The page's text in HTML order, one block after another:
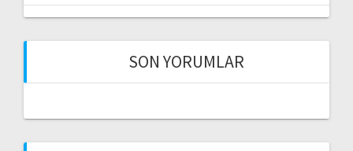
SON YORUMLAR